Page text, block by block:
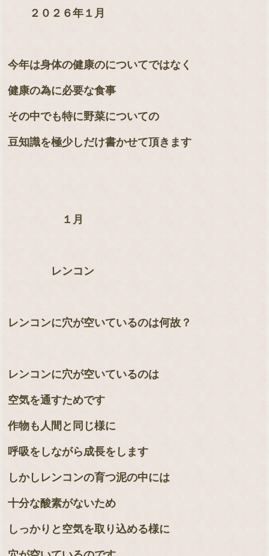
２０２６年１月
今年は身体の健康のについてではなく
健康の為に必要な食事
その中でも特に野菜についての
豆知識を極少しだけ書かせて頂きます
１ 月
レンコン
レンコンに穴が空いているのは何故？
レンコンに穴が空いているのは
空気を通すためです
作物も人間と同じ様に
呼吸をしながら成長をします
しかしレンコンの育つ泥の中には
十分な酸素がないため
しっかりと空気を取り込める様に